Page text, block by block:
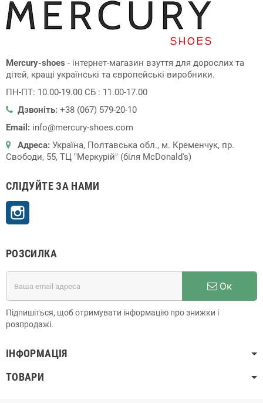
Mercury-shoes - інтернет-магазин взуття для дорослих та
дітей, кращі українські та європейські виробники.
ПН-ПТ: 10.00-19.00 СБ : 11.00-17.00
Дзвоніть: +38 (067) 579-20-10
Email: info@mercury-shoes.com
Адреса: Україна, Полтавська обл., м. Кременчук, пр.
Свободи, 55, ТЦ "Меркурій" (біля McDonald's)
СЛІДУЙТЕ ЗА НАМИ
РОЗСИЛКА
Ок
Підпишіться, щоб отримувати інформацію про знижки і
розпродажі.
ІНФОРМАЦІЯ
ТОВАРИ